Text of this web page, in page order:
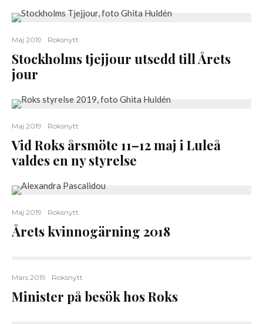
Maj 2019 Roksnytt
Stockholms tjejjour utsedd till Årets
jour
Maj 2019 Roksnytt
Vid Roks årsmöte 11–12 maj i Luleå
valdes en ny styrelse
Maj 2019 Roksnytt
Årets kvinnogärning 2018
Mars 2019 Roksnytt
Minister på besök hos Roks